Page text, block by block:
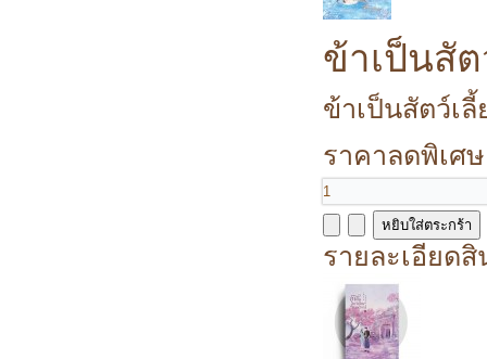
ข้าเป็นสั
ข้าเป็นสัตว์เ
ราคาลดพิเศ
รายละเอียด